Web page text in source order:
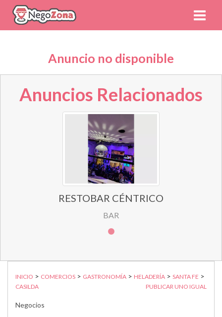
Anuncio no disponible
Anuncios Relacionados
RESTOBAR CÉNTRICO
BAR
INICIO > COMERCIOS > GASTRONOMÍA > HELADERÍA > SANTA FE >
CASILDA PUBLICAR UNO IGUAL
Negocios